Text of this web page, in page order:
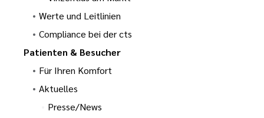
Werte und Leitlinien
Compliance bei der cts
Patienten & Besucher
Für Ihren Komfort
Aktuelles
Presse/News